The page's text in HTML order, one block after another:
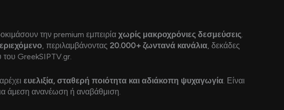
την premium εμπειρία χωρίς μακροχρόνιες δεσμεύσεις.
, περιλαμβάνοντας 20.000+ ζωντανά κανάλια, δεκάδες
του GreekSIPTV.gr.
ευελιξία, σταθερή ποιότητα και αδιάκοπη ψυχαγωγία . Είναι
άμεση ανανέωση ή αναβάθμιση.